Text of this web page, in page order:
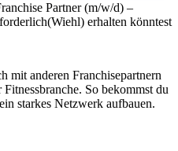
Partner (m/w/d) –
erhalten könntest
mit anderen Franchisepartnern
So bekommst du
starkes Netzwerk aufbauen.